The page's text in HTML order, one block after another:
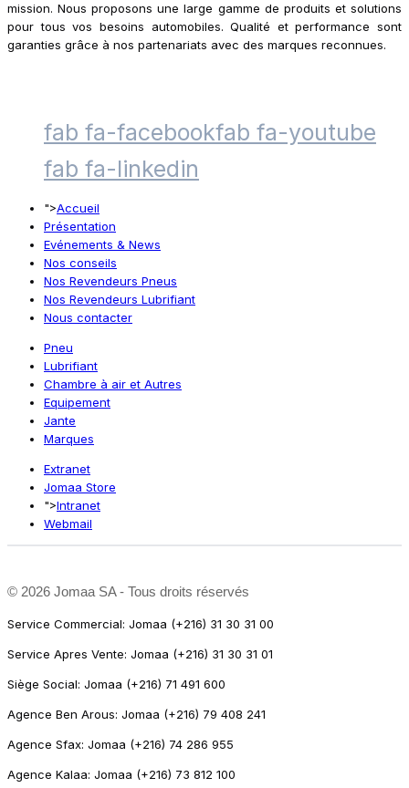
mission. Nous proposons une large gamme de produits et solutions
pour tous vos besoins automobiles. Qualité et performance sont
garanties grâce à nos partenariats avec des marques reconnues.
fab fa-facebookfab fa-youtube
fab fa-linkedin
">Accueil
Présentation
Evénements & News
Nos conseils
Nos Revendeurs Pneus
Nos Revendeurs Lubrifiant
Nous contacter
Pneu
Lubrifiant
Chambre à air et Autres
Equipement
Jante
Marques
Extranet
Jomaa Store
">Intranet
Webmail
© 2026 Jomaa SA - Tous droits réservés
Service Commercial: Jomaa (+216) 31 30 31 00
Service Apres Vente: Jomaa (+216) 31 30 31 01
Siège Social: Jomaa (+216) 71 491 600
Agence Ben Arous: Jomaa (+216) 79 408 241
Agence Sfax: Jomaa (+216) 74 286 955
Agence Kalaa: Jomaa (+216) 73 812 100